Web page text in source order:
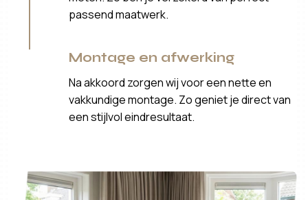
passend maatwerk.
Montage en afwerking
Na akkoord zorgen wij voor een nette en
vakkundige montage. Zo geniet je direct van
een stijlvol eindresultaat.